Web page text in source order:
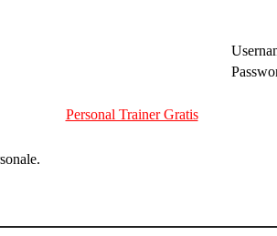
Personal Trainer Gratis